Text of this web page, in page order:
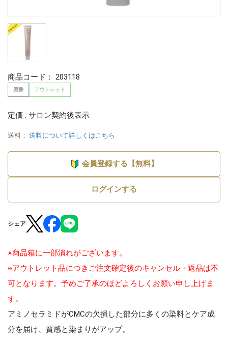
商品コード： 203118
廃番 アウトレット
定価 : サロン契約後表示
送料： 送料について詳しくはこちら
会員登録する【無料】
ログインする
シェア
※商品箱に一部潰れがございます。
※アウトレット品につきご注文確定後のキャンセル・返品は不
可となります。予めご了承のほどよろしくお願い申し上げま
す。
アミノセラミドがCMCの欠損した部分に多くの染料とケア成
分を届け、質感と染まりがアップ。